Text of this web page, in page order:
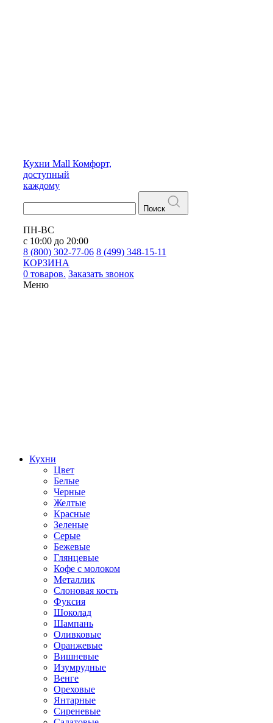
Кухни Mall Комфорт,
доступный
каждому
Поиск
ПН-ВС
с 10:00 до 20:00
8 (800) 302-77-06 8 (499) 348-15-11
КОРЗИНА
0 товаров. Заказать звонок
Меню
Кухни
Цвет
Белые
Черные
Желтые
Красные
Зеленые
Серые
Бежевые
Глянцевые
Кофе с молоком
Металлик
Слоновая кость
Фуксия
Шоколад
Шампань
Оливковые
Оранжевые
Вишневые
Изумрудные
Венге
Ореховые
Янтарные
Сиреневые